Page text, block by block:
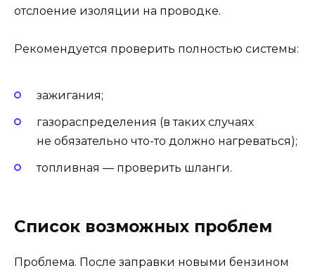
отслоение изоляции на проводке.
Рекомендуется проверить полностью системы:
зажигания;
газораспределения (в таких случаях
не обязательно что-то должно нагреваться);
топливная — проверить шланги.
Список возможных проблем
Проблема. После заправки новыми бензином